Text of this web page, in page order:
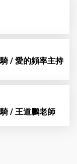
/ 愛的頻率主持
/ 王道鵬老師